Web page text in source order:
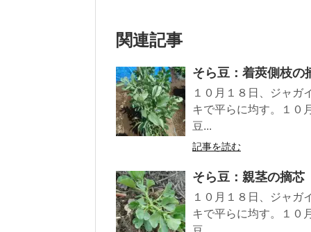
関連記事
そら豆：着莢側枝の
１０月１８日、ジャガ
キで平らに均す。１０
豆...
記事を読む
そら豆：親茎の摘芯
１０月１８日、ジャガ
キで平らに均す。１０